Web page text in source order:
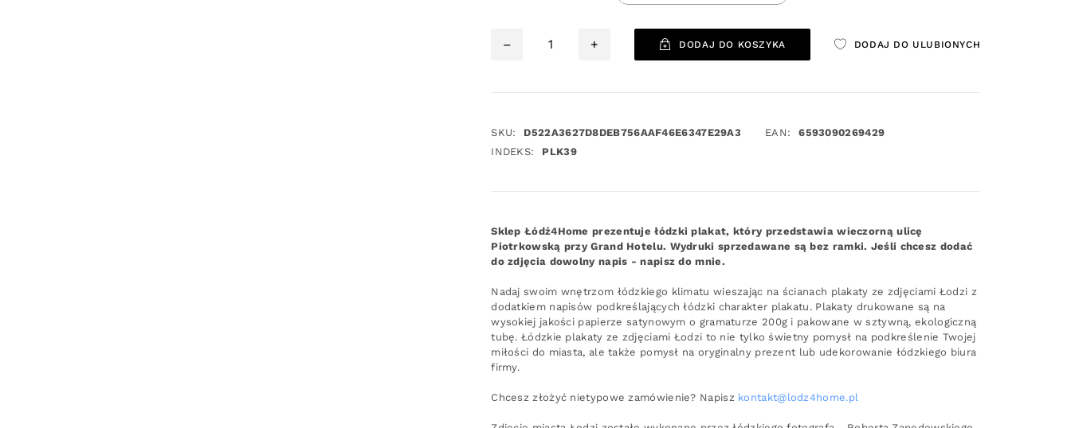
– + DODAJ DO KOSZYKA DODAJ DO ULUBIONYCH
SKU: D522A3627D8DEB756AAF46E6347E29A3 EAN:
6593090269429
INDEKS:
PLK39
Sklep Łódź4Home prezentuje łódzki plakat, który przedstawia wieczorną ulicę
Piotrkowską przy Grand Hotelu. Wydruki sprzedawane są bez ramki. Jeśli chcesz dodać
do zdjęcia dowolny napis - napisz do mnie.
Nadaj swoim wnętrzom łódzkiego klimatu wieszając na ścianach plakaty ze zdjęciami Łodzi z
dodatkiem napisów podkreślających łódzki charakter plakatu. Plakaty drukowane są na
wysokiej jakości papierze satynowym o gramaturze 200g i pakowane w sztywną, ekologiczną
tubę. Łódzkie plakaty ze zdjęciami Łodzi to nie tylko świetny pomysł na podkreślenie Twojej
miłości do miasta, ale także pomysł na oryginalny prezent lub udekorowanie łódzkiego biura
firmy.
Chcesz złożyć nietypowe zamówienie? Napisz kontakt@lodz4home.pl